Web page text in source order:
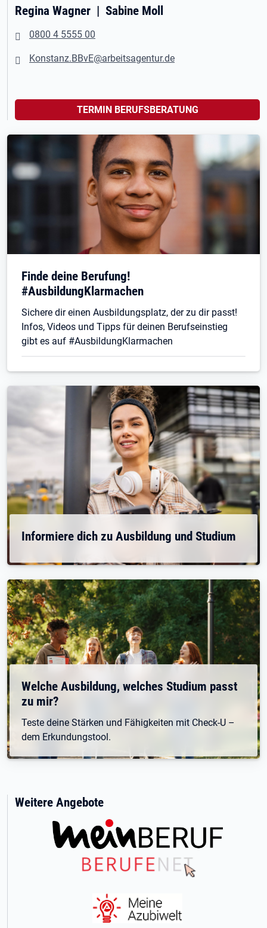
Regina Wagner | Sabine Moll
0800 4 5555 00
Konstanz.BBvE@arbeitsagentur.de
TERMIN BERUFSBERATUNG
Finde deine Berufung!
#AusbildungKlarmachen
Sichere dir einen Ausbildungsplatz, der zu dir passt!
Infos, Videos und Tipps für deinen Berufseinstieg
gibt es auf #AusbildungKlarmachen
Informiere dich zu Ausbildung und Studium
Welche Ausbildung, welches Studium passt
zu mir?
Teste deine Stärken und Fähigkeiten mit Check-U –
dem Erkundungstool.
Weitere Angebote